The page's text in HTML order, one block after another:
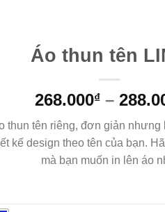
Áo thun tên
268.000₫–
thun tên riêng, đơn giản
kế design theo tên của bạn.
mà bạn muốn in lên áo